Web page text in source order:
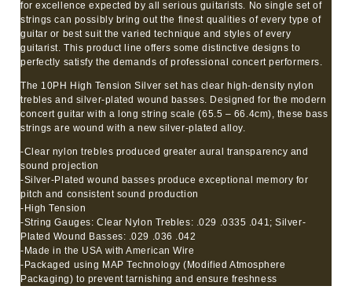
for excellence expected by all serious guitarists. No single set of
strings can possibly bring out the finest qualities of every type of
guitar or best suit the varied technique and styles of every
guitarist. This product line offers some distinctive designs to
perfectly satisfy the demands of professional concert performers.
The 10PH High Tension Silver set has clear high-density nylon
trebles and silver-plated wound basses. Designed for the modern
concert guitar with a long string scale (65.5 – 66.4cm), these bass
strings are wound with a new silver-plated alloy.
-Clear nylon trebles produced greater aural transparency and
sound projection
-Silver-Plated wound basses produce exceptional memory for
pitch and consistent sound production
-High Tension
-String Gauges: Clear Nylon Trebles: .029 .0335 .041; Silver-
Plated Wound Basses: .029 .036 .042
-Made in the USA with American Wire
-Packaged using MAP Technology (Modified Atmosphere
Packaging) to prevent tarnishing and ensure freshness